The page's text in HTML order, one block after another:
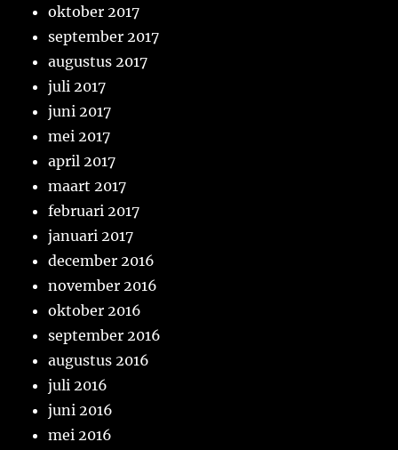
oktober 2017
september 2017
augustus 2017
juli 2017
juni 2017
mei 2017
april 2017
maart 2017
februari 2017
januari 2017
december 2016
november 2016
oktober 2016
september 2016
augustus 2016
juli 2016
juni 2016
mei 2016